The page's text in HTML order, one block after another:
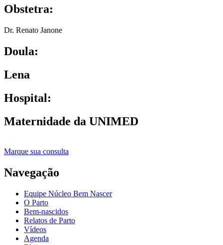
Obstetra:
Dr. Renato Janone
Doula:
Lena
Hospital:
Maternidade da UNIMED
Marque sua consulta
Navegação
Equipe Núcleo Bem Nascer
O Parto
Bem-nascidos
Relatos de Parto
Vídeos
Agenda